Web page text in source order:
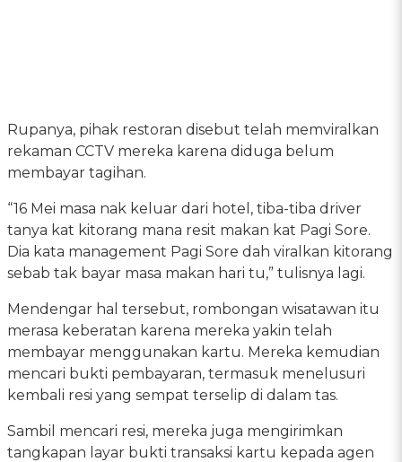
Rupanya, pihak restoran disebut telah memviralkan
rekaman CCTV mereka karena diduga belum
membayar tagihan.
“16 Mei masa nak keluar dari hotel, tiba-tiba driver
tanya kat kitorang mana resit makan kat Pagi Sore.
Dia kata management Pagi Sore dah viralkan kitorang
sebab tak bayar masa makan hari tu,” tulisnya lagi.
Mendengar hal tersebut, rombongan wisatawan itu
merasa keberatan karena mereka yakin telah
membayar menggunakan kartu. Mereka kemudian
mencari bukti pembayaran, termasuk menelusuri
kembali resi yang sempat terselip di dalam tas.
Sambil mencari resi, mereka juga mengirimkan
tangkapan layar bukti transaksi kartu kepada agen